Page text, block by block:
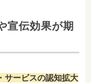
宣伝効果が期
サービスの認知拡大